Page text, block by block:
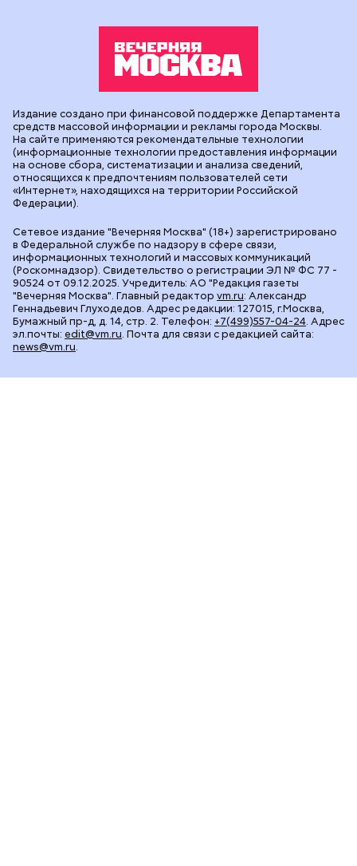
Сетевое издание "Вечерняя Москва" (18+) зарегистрировано
в Федеральной службе по надзору в сфере связи,
информационных технологий и массовых коммуникаций
(Роскомнадзор). Свидетельство о регистрации ЭЛ № ФС 77 -
90524 от 09.12.2025. Учредитель: АО "Редакция газеты
"Вечерняя Москва". Главный редактор vm.ru: Александр
Геннадьевич Глуходедов. Адрес редакции: 127015, г.Москва,
Бумажный пр-д, д. 14, стр. 2. Телефон: +7(499)557-04-24. Адрес
эл.почты: edit@vm.ru. Почта для связи с редакцией сайта:
news@vm.ru.
Издание создано при финансовой поддержке Департамента
средств массовой информации и рекламы города Москвы.
На сайте применяются рекомендательные технологии
(информационные технологии предоставления информации
на основе сбора, систематизации и анализа сведений,
относящихся к предпочтениям пользователей сети
«Интернет», находящихся на территории Российской
Федерации).